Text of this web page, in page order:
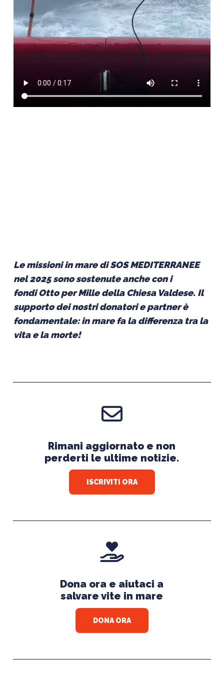
Le missioni in mare di SOS MEDITERRANEE
nel 2025 sono sostenute anche con i
fondi Otto per Mille della Chiesa Valdese. Il
supporto dei nostri donatori e partner è
fondamentale: in mare fa la differenza tra la
vita e la morte!
Rimani aggiornato e non
perderti le ultime notizie.
ISCRIVITI ORA
Dona ora e aiutaci a
salvare vite in mare
DONA ORA